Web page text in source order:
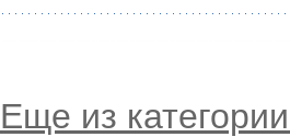
Еще из категории